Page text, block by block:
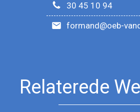
30 45 10 94
formand@oeb-
Relaterede